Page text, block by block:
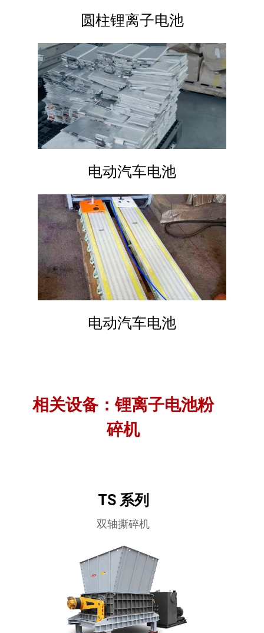
圆柱锂离子电池
电动汽车电池
电动汽车电池
相关设备：锂离子电池粉
碎机
TS 系列
双轴撕碎机
了解更多